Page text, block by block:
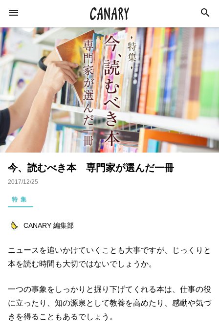
KEYWORD
キーワード
ラジオ 特集 カルチャー イベント
インタビュー 学び イベントレポート
恋愛 オンラインサロン スキルアップ
ビジネス
ライフスタイル
美容 俳優 ペット 仕事術
美容師 浜田ブリトニー 健康
キャンペーン 仕事道具 読書
ビットコイン 連載企画
今、読むべき本 専門家が選んだ一冊
2017/12/25
特集
CANARY 編集部
ニュースを追いかけていくことも大事ですが、じっくりと
本を読む時間も大切ではないでしょうか。
一つの事象をしっかりと掘り下げてくれる本は、仕事の役
に立ったり、知の源泉として教養を高めたり、感動や気づ
きを得ることもあるでしょう。